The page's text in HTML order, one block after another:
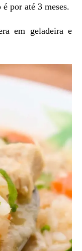
por até 3 meses.
em geladeira e